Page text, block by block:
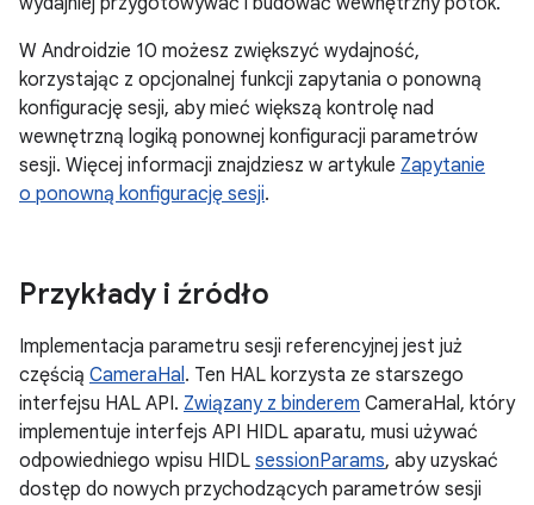
W Androidzie 10 możesz zwiększyć wydajność,
korzystając z opcjonalnej funkcji zapytania o ponowną
konfigurację sesji, aby mieć większą kontrolę nad
wewnętrzną logiką ponownej konfiguracji parametrów
sesji. Więcej informacji znajdziesz w artykule Zapytanie
o ponowną konfigurację sesji.
Przykłady i źródło
Implementacja parametru sesji referencyjnej jest już
częścią CameraHal. Ten HAL korzysta ze starszego
interfejsu HAL API. Związany z binderem CameraHal, który
implementuje interfejs API HIDL aparatu, musi używać
odpowiedniego wpisu HIDL sessionParams, aby uzyskać
dostęp do nowych przychodzących parametrów sesji